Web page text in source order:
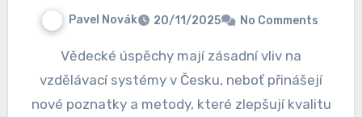
Pavel Novák 20/11/2025 No Comments
Vědecké úspěchy mají zásadní vliv na
vzdělávací systémy v Česku, neboť přinášejí
nové poznatky a metody, které zlepšují kvalitu